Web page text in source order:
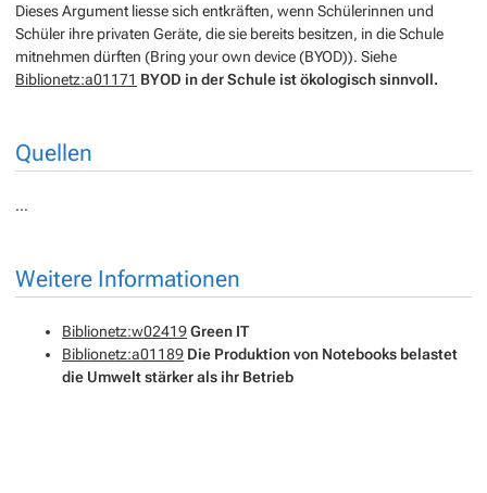
Dieses Argument liesse sich entkräften, wenn Schülerinnen und
Schüler ihre privaten Geräte, die sie bereits besitzen, in die Schule
mitnehmen dürften (Bring your own device (BYOD)). Siehe
Biblionetz:a01171 BYOD in der Schule ist ökologisch sinnvoll.
Quellen
…
Weitere Informationen
Biblionetz:w02419Green IT
Biblionetz:a01189 Die Produktion von Notebooks belastet
die Umwelt stärker als ihr Betrieb